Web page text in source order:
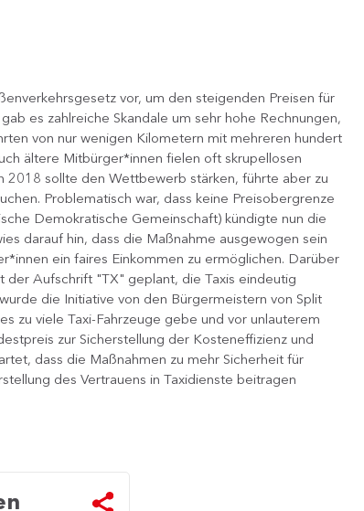
vor, um den steigenden Preisen für
es zahlreiche Skandale um sehr hohe Rechnungen,
von nur wenigen Kilometern mit mehreren hundert
ältere Mitbürger*innen fielen oft skrupellosen
2018 sollte den Wettbewerb stärken, führte aber zu
Problematisch war, dass keine Preisobergrenze
Demokratische Gemeinschaft) kündigte nun die
darauf hin, dass die Maßnahme ausgewogen sein
ein faires Einkommen zu ermöglichen. Darüber
der Aufschrift "TX" geplant, die Taxis eindeutig
die Initiative von den Bürgermeistern von Split
zu viele Taxi-Fahrzeuge gebe und vor unlauterem
zur Sicherstellung der Kosteneffizienz und
dass die Maßnahmen zu mehr Sicherheit für
des Vertrauens in Taxidienste beitragen